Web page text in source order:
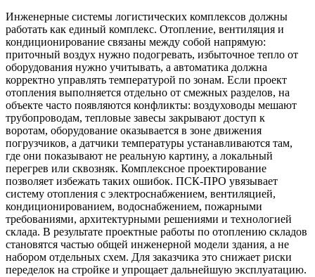
Инженерные системы логистических комплексов должны
работать как единый комплекс. Отопление, вентиляция и
кондиционирование связаны между собой напрямую:
приточный воздух нужно подогревать, избыточное тепло от
оборудования нужно учитывать, а автоматика должна
корректно управлять температурой по зонам. Если проект
отопления выполняется отдельно от смежных разделов, на
объекте часто появляются конфликты: воздуховоды мешают
трубопроводам, тепловые завесы закрывают доступ к
воротам, оборудование оказывается в зоне движения
погрузчиков, а датчики температуры устанавливаются там,
где они показывают не реальную картину, а локальный
перегрев или сквозняк. Комплексное проектирование
позволяет избежать таких ошибок. ПСК-ПРО увязывает
систему отопления с электроснабжением, вентиляцией,
кондиционированием, водоснабжением, пожарными
требованиями, архитектурными решениями и технологией
склада. В результате проектные работы по отоплению складов
становятся частью общей инженерной модели здания, а не
набором отдельных схем. Для заказчика это снижает риски
переделок на стройке и упрощает дальнейшую эксплуатацию.